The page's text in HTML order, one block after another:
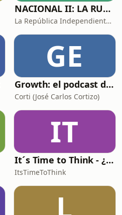
NACIONAL II: LA RUTA DEL EXILIO
La República Independiente de la Radio
GE
Growth: el podcast de Product Hackers 🚀
Corti (José Carlos Cortizo)
IT
It´s Time to Think - ¿Nos paramos a pensar?
ItsTimeToThink
L